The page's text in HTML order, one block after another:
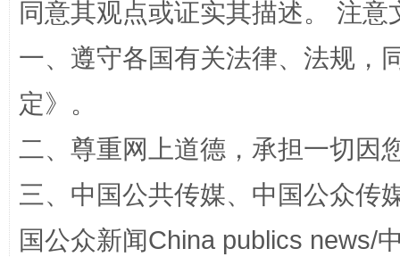
扯下公款旅游的“隐身衣” 如何以
同意其观点或证实其描述。 注
一、遵守各国有关法律、法规，
定》。
二、尊重网上道德，承担一切因
三、中国公共传媒、中国公众传
国公众新闻China publics news/